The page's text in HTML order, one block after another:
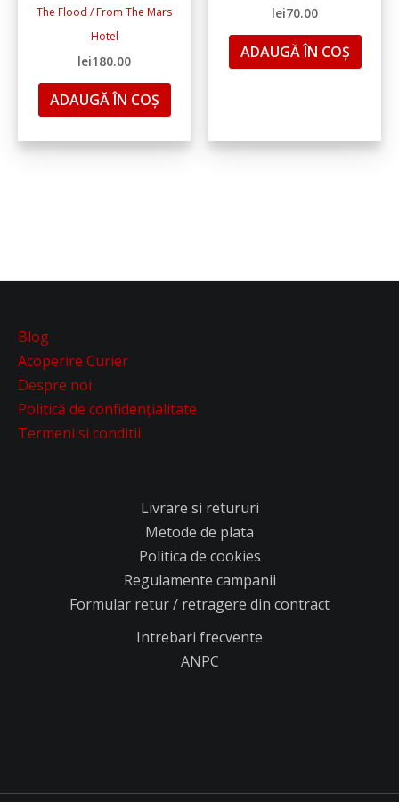
The Flood / From The Mars
Hotel
lei180.00
ADAUGĂ ÎN COȘ
lei70.00
ADAUGĂ ÎN COȘ
Blog
Acoperire Curier
Despre noi
Politică de confidențialitate
Termeni si conditii
Livrare si retururi
Metode de plata
Politica de cookies
Regulamente campanii
Formular retur / retragere din contract
Intrebari frecvente
ANPC